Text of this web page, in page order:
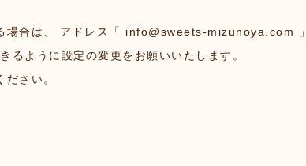
場合は、 アドレス「 info@sweets-mizunoya.com
ように設定の変更をお願いいたします。
さい。